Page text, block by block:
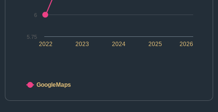
2022 2024 2026
2023 2025
5.75
6
GoogleMaps